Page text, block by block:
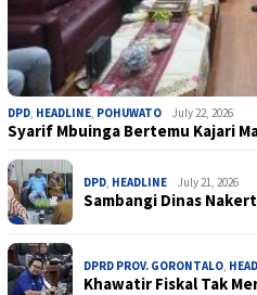
DPD HEADLINE POHUWATO July 22, 2026
Syarif Mbuinga Bertemu Kajari
DPD HEADLINE July 21, 2026
Sambangi Dinas
DPRD PROV. GORONTALO
Khawatir Fiskal Tak